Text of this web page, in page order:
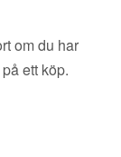
om du har
ett köp.